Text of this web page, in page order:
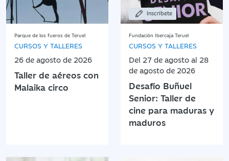
Parque de los fueros de Teruel
CURSOS Y TALLERES
26 de agosto de 2026
Taller de aéreos con
Malaika circo
Inscríbete
Fundación Ibercaja Teruel
CURSOS Y TALLERES
Del 27 de agosto al 28
de agosto de 2026
Desafío Buñuel
Senior: Taller de
cine para maduras y
maduros